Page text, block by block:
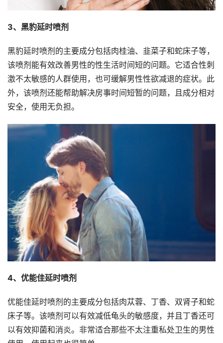
3、 黑豹延时喷剂
黑豹延时喷剂的主要成分包括肉桂油、韭菜子和蛇床子等，
该喷剂能有效改善男性的性生活时间短的问题。它适合性刺
激不太敏感的人群使用，也可缓解男性性欲减退的症状。此
外，该喷剂还能帮助解决房事时间短暂的问题，且成分相对
安全，使用无负担。
4、优能佳延时喷剂
优能佳延时喷剂的主要成分包括肉苁蓉、丁香、双肾子和蛇
床子等。该喷剂可以有效减低龟头的敏感度，并且丁香还可
以有效抑菌和消炎。非常适合那些不太注重私处卫生的男性